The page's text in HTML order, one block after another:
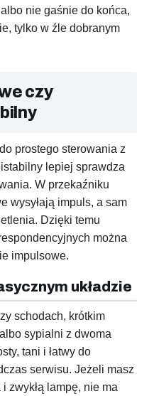
nie gaśnie do końca,
tylko w źle dobranym
czy
prostego sterowania z
lepiej sprawdza
W przekaźniku
wysyłają impuls, a sam
Dzięki temu
można
impulsowe.
układzie
schodach, krótkim
sypialni z dwoma
tani i łatwy do
serwisu. Jeżeli masz
zwykłą lampę, nie ma